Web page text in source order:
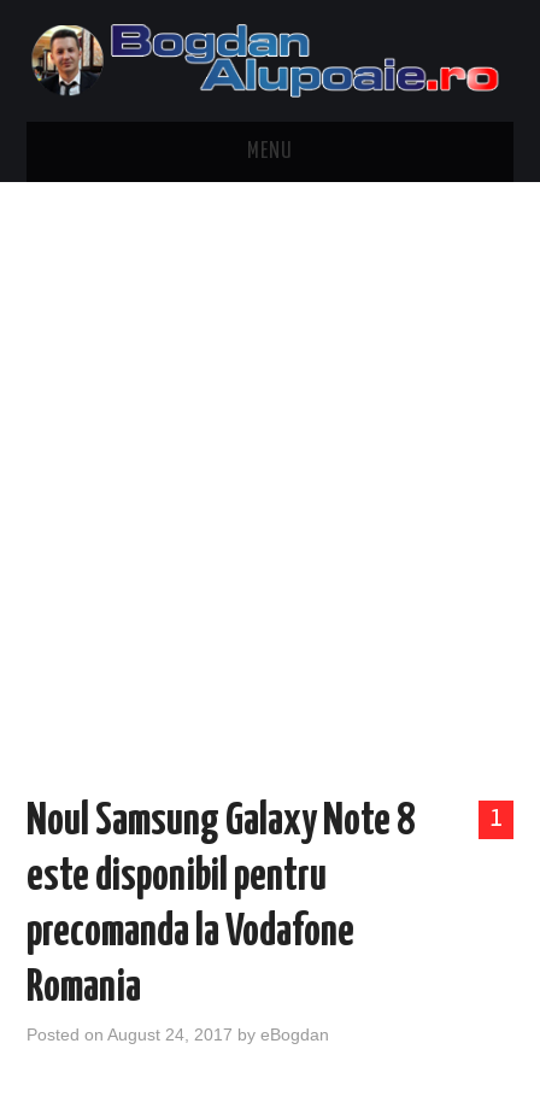
MENU
1
Noul Samsung Galaxy Note 8
este disponibil pentru
precomanda la Vodafone
Romania
Posted onAugust 24, 2017 byeBogdan